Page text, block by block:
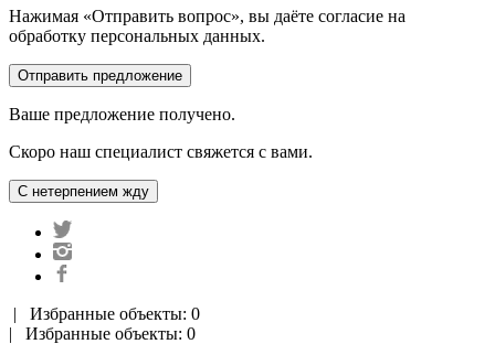
Нажимая «Отправить вопрос», вы даёте согласие на
обработку персональных данных.
Ваше предложение получено.
Скоро наш специалист свяжется с вами.
| Избранные объекты: 0
| Избранные объекты: 0